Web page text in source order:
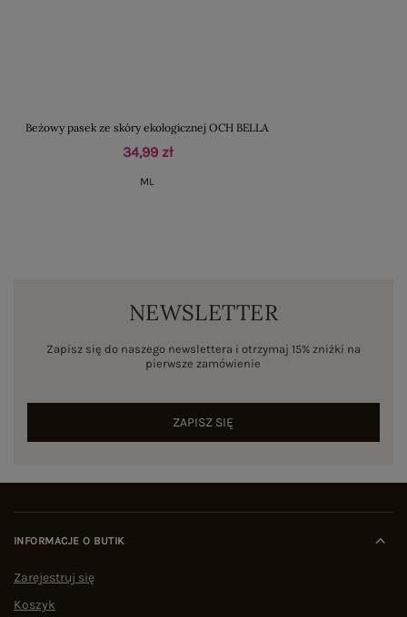
Beżowy pasek ze skóry ekologicznej OCH BELLA
34,99 zł
ML
NEWSLETTER
Zapisz się do naszego newslettera i otrzymaj 15% zniżki na
pierwsze zamówienie
ZAPISZ SIĘ
INFORMACJE O BUTIK
Zarejestruj się
Koszyk